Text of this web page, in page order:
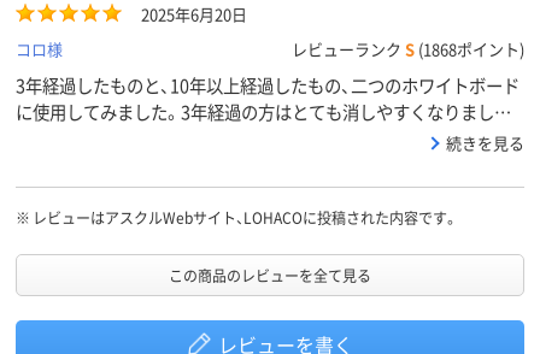
2025年6月20日
コロ様
レビューランク S (1868ポイント)
3年経過したものと、10年以上経過したもの、二つのホワイトボード
に使用してみました。3年経過の方はとても消しやすくなりました
が、10年以上経過のものは古すぎるのかあまり効果を感じられませ
続きを見る
※ レビューはアスクルWebサイト、LOHACOに投稿された内容です。
この商品のレビューを全て見る
レビューを書く